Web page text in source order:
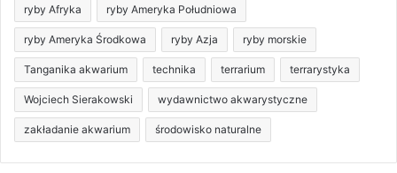
ryby Afryka ryby Ameryka Południowa
ryby Ameryka Środkowa ryby Azja ryby morskie
Tanganika akwarium technika terrarium terrarystyka
Wojciech Sierakowski wydawnictwo akwarystyczne
zakładanie akwarium środowisko naturalne